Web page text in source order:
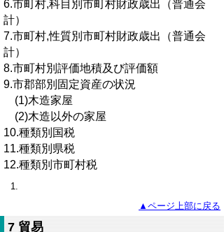
6.市町村,科目別市町村財政歳出（普通会
計）
7.市町村,性質別市町村財政歳出（普通会
計）
8.市町村別評価地積及び評価額
9.市郡部別固定資産の状況
(1)木造家屋
(2)木造以外の家屋
10.種類別国税
11.種類別県税
12.種類別市町村税
▲ページ上部に戻る
7 貿易